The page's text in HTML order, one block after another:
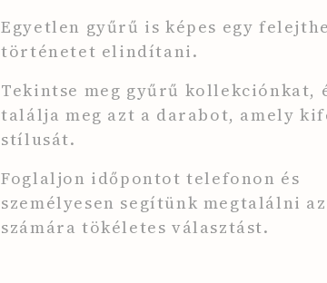
Egyetlen gyűrű is képes egy
történetet elindítani.
Tekintse meg gyűrű kollekciónkat,
találja meg azt a darabot, amely
stílusát.
Foglaljon időpontot telefonon és
személyesen segítünk megtalálni
számára tökéletes választást.